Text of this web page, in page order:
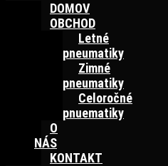
DOMOV
OBCHOD
Letné
pneumatiky
Zimné
pneumatiky
Celoročné
pnuematiky
O
NÁS
KONTAKT